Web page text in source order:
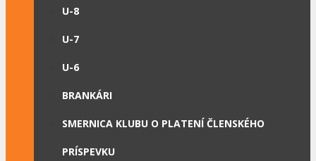
U-8
U-7
U-6
BRANKÁRI
SMERNICA KLUBU O PLATENÍ ČLENSKÉHO
PRÍSPEVKU